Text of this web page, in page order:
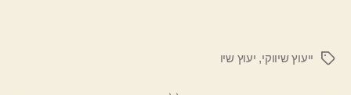
תגיותייעוץ שיווקי, יעוץ שיו